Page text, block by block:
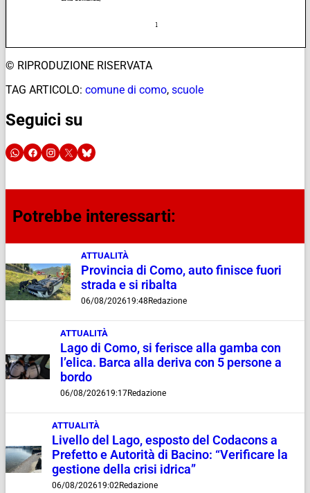
© RIPRODUZIONE RISERVATA
TAG ARTICOLO: comune di como, scuole
Seguici su
Potrebbe interessarti:
ATTUALITÀ
Provincia di Como, auto finisce fuori
strada e si ribalta
06/08/202619:48 Redazione
ATTUALITÀ
Lago di Como, si ferisce alla gamba con
l’elica. Barca alla deriva con 5 persone a
bordo
06/08/202619:17Redazione
ATTUALITÀ
Livello del Lago, esposto del Codacons a
Prefetto e Autorità di Bacino: “Verificare la
gestione della crisi idrica”
06/08/202619:02Redazione